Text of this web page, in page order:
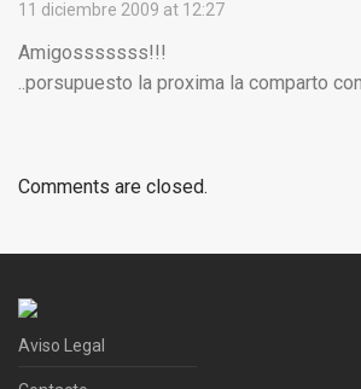
11 diciembre 2009 at 12:27
Amigosssssss!!!
..porsupuesto la proxima la comparto
Comments are closed.
Aviso Legal